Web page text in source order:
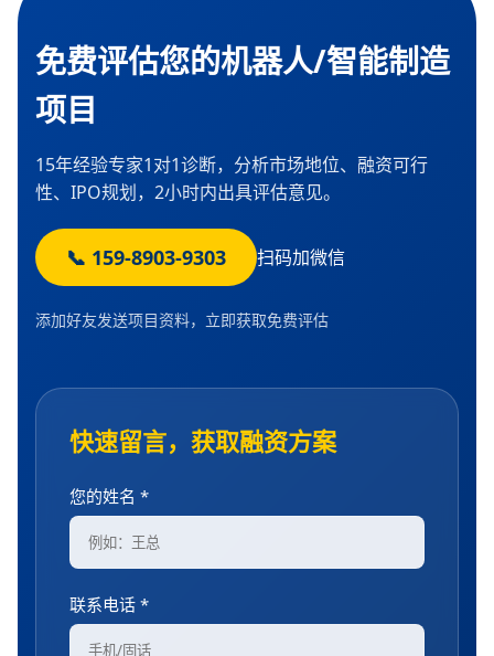
免费评估您的机器人/智能制造
项目
15年经验专家1对1诊断，分析市场地位、融资可行
性、IPO规划，2小时内出具评估意见。
📞 159-8903-9303 扫码加微信
添加好友发送项目资料，立即获取免费评估
快速留言，获取融资方案
您的姓名 *
联系电话 *